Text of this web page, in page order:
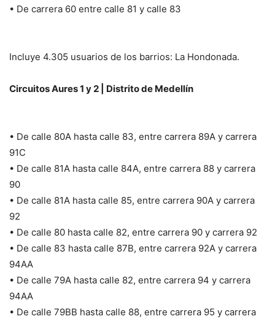
• De carrera 60 entre calle 81 y calle 83
Incluye 4.305 usuarios de los barrios: La Hondonada.
Circuitos Aures 1 y 2 | Distrito de Medellín
• De calle 80A hasta calle 83, entre carrera 89A y carrera
91C
• De calle 81A hasta calle 84A, entre carrera 88 y carrera
90
• De calle 81A hasta calle 85, entre carrera 90A y carrera
92
• De calle 80 hasta calle 82, entre carrera 90 y carrera 92
• De calle 83 hasta calle 87B, entre carrera 92A y carrera
94AA
• De calle 79A hasta calle 82, entre carrera 94 y carrera
94AA
• De calle 79BB hasta calle 88, entre carrera 95 y carrera